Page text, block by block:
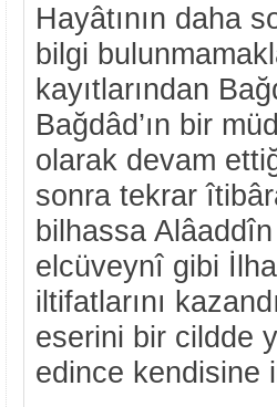
Hayâtının daha
bilgi
kayıtlarından
Bağdâd’ın bir
olarak devam
sonra tekrar
bilhassa
elcüveynî gibi
iltifatlarını
eserini bir cildde
edince kendisine